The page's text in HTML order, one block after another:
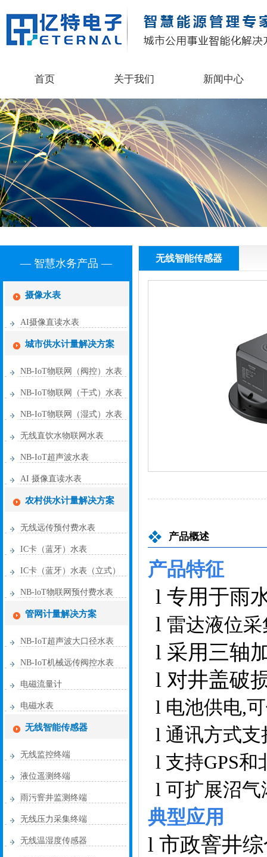
首页 关于我们 新闻中心
— 智慧水务产品 —
摄像水表
AI摄像直读水表
城市供水计量解决方案
NB-IoT物联网（阀控）水表
NB-IoT物联网（干式）水表
NB-IoT物联网（湿式）水表
无线直饮水物联网水表
NB-IoT超声波水表
AI 摄像直读水表
农村供水计量解决方案
无线远传预付费水表
IC卡（蓝牙）水表
IC卡（蓝牙）水表（立式）
NB-loT物联网预付费水表
管网计量解决方案
NB-IoT超声波大口径水表
NB-IoT机械远传阀控水表
电磁流量计
电磁水表
无线智能传感器
无线监控终端
液位遥测终端
雨污窨井监测终端
无线压力采集终端
无线温湿度传感器
无线智能传感器
产品概述
产品特征
l 专用于雨
l 雷达液位采
l 采用三轴
l 对井盖破
l 电池供电,
l 通讯方式支
l 支持GPS和
l可扩展沼气
典型应用
l 市政窨井